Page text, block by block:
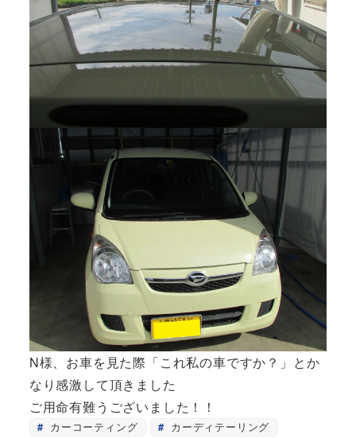
N様、お車を見た際「これ私の車ですか？」とか
なり感激して頂きました
ご用命有難うございました！！
カーコーティング
カーディテーリング